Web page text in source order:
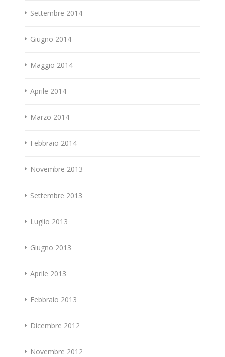
Settembre 2014
Giugno 2014
Maggio 2014
Aprile 2014
Marzo 2014
Febbraio 2014
Novembre 2013
Settembre 2013
Luglio 2013
Giugno 2013
Aprile 2013
Febbraio 2013
Dicembre 2012
Novembre 2012